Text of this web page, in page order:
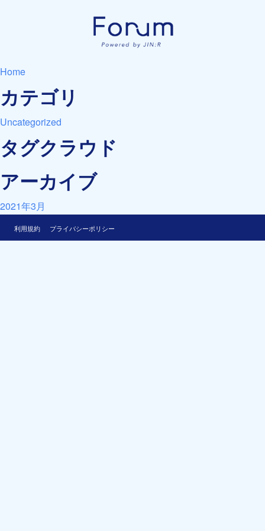
Home
カテゴリ
Uncategorized
タグクラウド
アーカイブ
2021年3月
利用規約 プライバシーポリシー